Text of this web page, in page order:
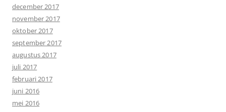
december 2017
november 2017
oktober 2017
september 2017
augustus 2017
juli 2017
februari 2017
juni 2016
mei 2016